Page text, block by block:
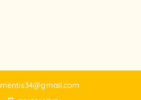
mentis34@gmail.com